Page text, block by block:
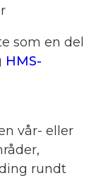
som en del
HMS-
vår- eller
rundt